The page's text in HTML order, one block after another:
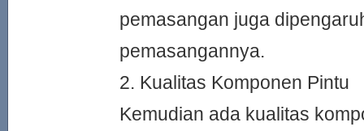
pemasangan juga
pemasangannya.
2. Kualitas Komponen Pintu
Kemudian ada kualitas